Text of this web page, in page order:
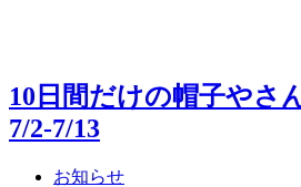
10日間だけの帽子や
7/2-7/13
お知らせ